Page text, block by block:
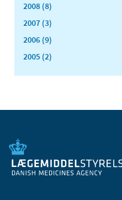
2008 (8)
2007 (3)
2006 (9)
2005 (2)